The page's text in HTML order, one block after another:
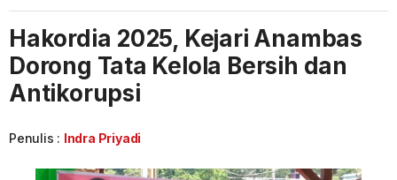
Hakordia 2025, Kejari Anambas
Dorong Tata Kelola Bersih dan
Antikorupsi
Penulis : Indra Priyadi